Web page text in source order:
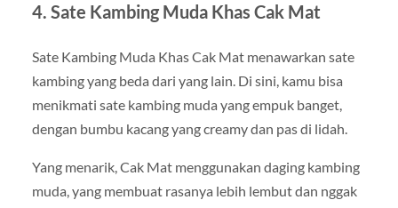
4. Sate Kambing Muda Khas Cak Mat
Sate Kambing Muda Khas Cak Mat menawarkan sate
kambing yang beda dari yang lain. Di sini, kamu bisa
menikmati sate kambing muda yang empuk banget,
dengan bumbu kacang yang creamy dan pas di lidah.
Yang menarik, Cak Mat menggunakan daging kambing
muda, yang membuat rasanya lebih lembut dan nggak